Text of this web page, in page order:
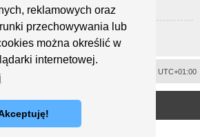
reklamowych oraz
przechowywania lub
można określić w
internetowej.
danych osobowych
UTC+01:00
Software © phpBB Limited
phpBB.pl